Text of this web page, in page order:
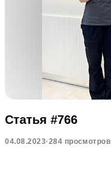
Статья #766
04.08.2023·284 просмотров